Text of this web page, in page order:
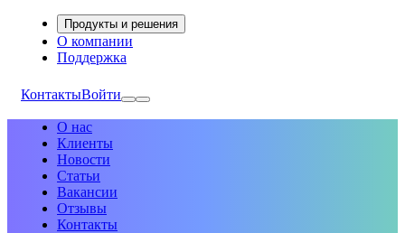
Продукты и решения
О компании
Поддержка
КонтактыВойти
О нас
Клиенты
Новости
Статьи
Вакансии
Отзывы
Контакты